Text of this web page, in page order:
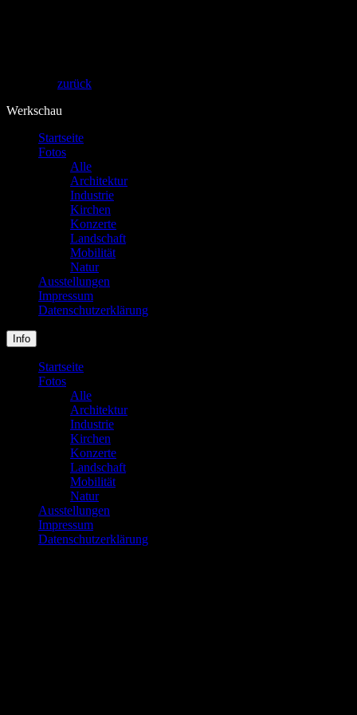
zurück
Werkschau
Startseite
Fotos
Alle
Architektur
Industrie
Kirchen
Konzerte
Landschaft
Mobilität
Natur
Ausstellungen
Impressum
Datenschutzerklärung
Info
Startseite
Fotos
Alle
Architektur
Industrie
Kirchen
Konzerte
Landschaft
Mobilität
Natur
Ausstellungen
Impressum
Datenschutzerklärung